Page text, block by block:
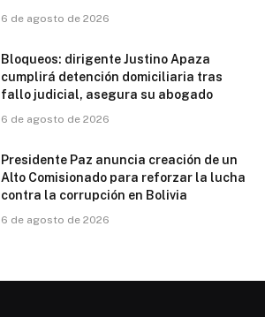
6 de agosto de 2026
Bloqueos: dirigente Justino Apaza
cumplirá detención domiciliaria tras
fallo judicial, asegura su abogado
6 de agosto de 2026
Presidente Paz anuncia creación de un
Alto Comisionado para reforzar la lucha
contra la corrupción en Bolivia
6 de agosto de 2026